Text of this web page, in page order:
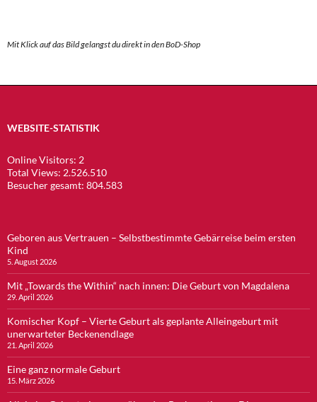
Mit Klick auf das Bild gelangst du direkt in den BoD-Shop
WEBSITE-STATISTIK
Online Visitors: 2
Total Views: 2.526.510
Besucher gesamt: 804.583
Geboren aus Vertrauen – Selbstbestimmte Gebärreise beim ersten
Kind
5. August 2026
Mit „Towards the Within“ nach innen: Die Geburt von Magdalena
29. April 2026
Komischer Kopf – Vierte Geburt als geplante Alleingeburt mit
unerwarteter Beckenendlage
21. April 2026
Eine ganz normale Geburt
15. März 2026